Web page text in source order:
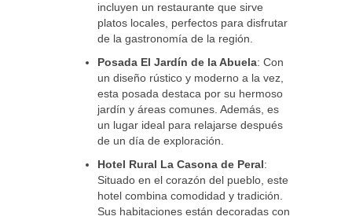
incluyen un restaurante que sirve
platos locales, perfectos para disfrutar
de la gastronomía de la región.
Posada El Jardín de la Abuela: Con
un diseño rústico y moderno a la vez,
esta posada destaca por su hermoso
jardín y áreas comunes. Además, es
un lugar ideal para relajarse después
de un día de exploración.
Hotel Rural La Casona de Peral:
Situado en el corazón del pueblo, este
hotel combina comodidad y tradición.
Sus habitaciones están decoradas con